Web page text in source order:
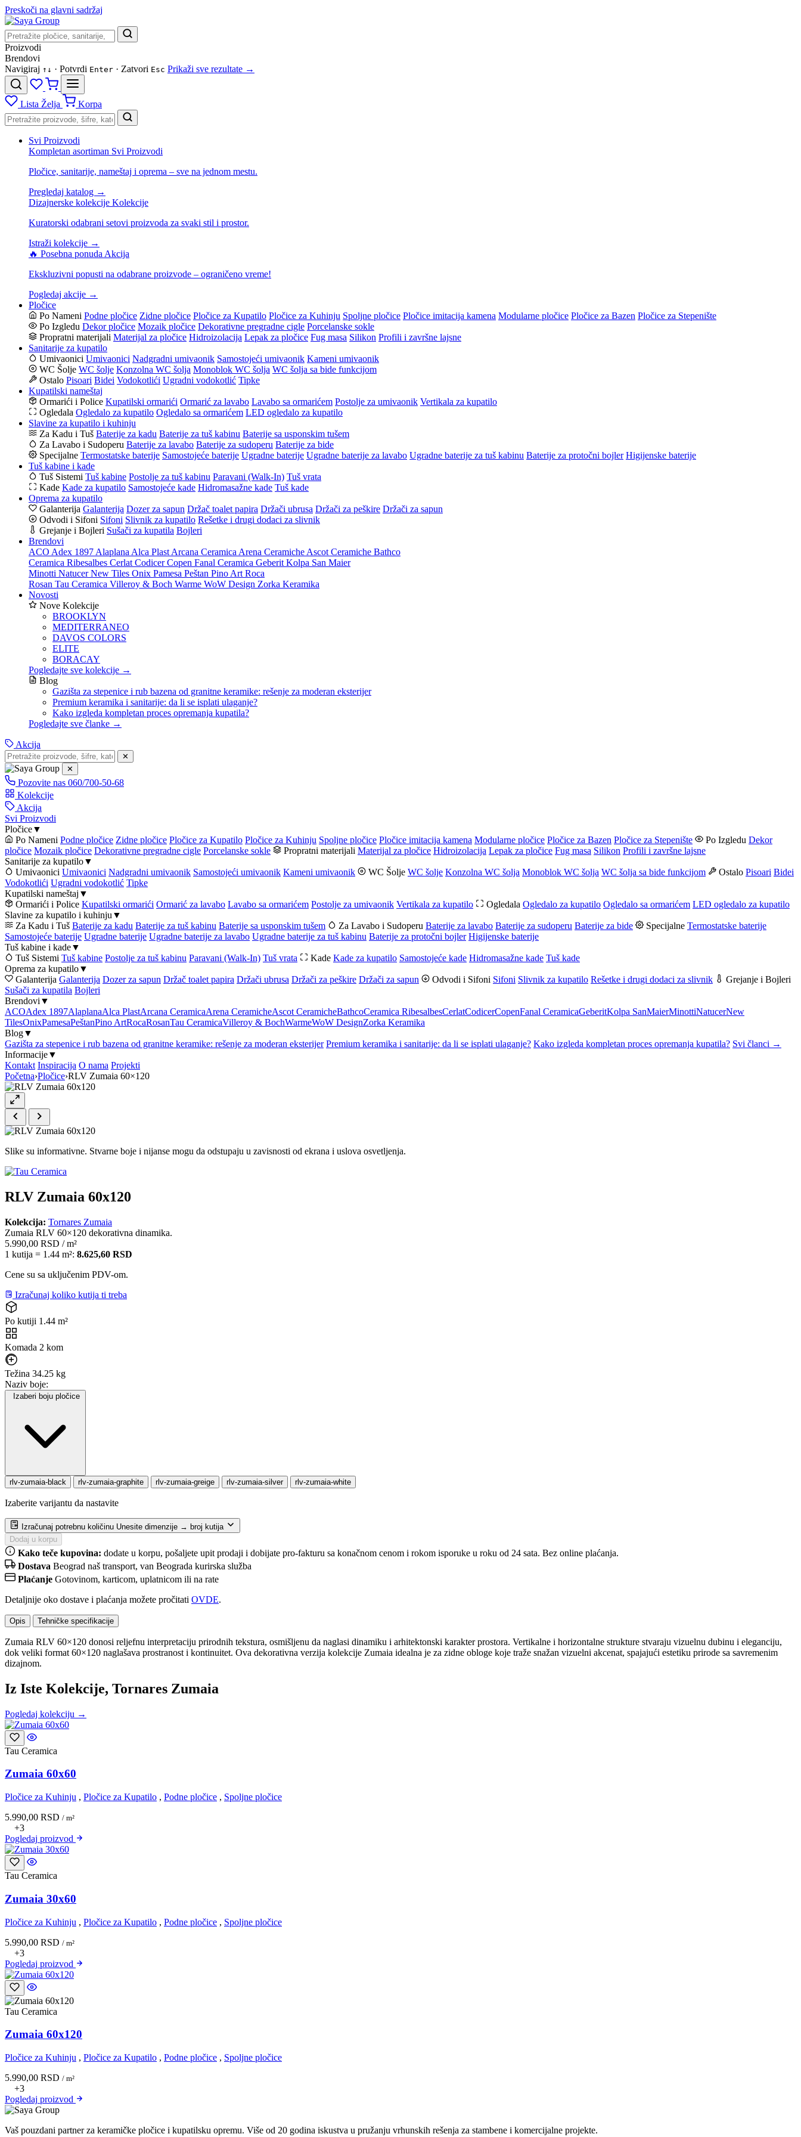
Preskoči na glavni sadržaj
Proizvodi
Brendovi
Navigiraj ↑ ↓ · Potvrdi Enter · Zatvori Esc Prikaži sve rezultate →
Lista Želja Korpa
Svi Proizvodi
Kompletan asortiman Svi Proizvodi
Pločice, sanitarije, nameštaj i oprema – sve na jednom mestu.
Pregledaj katalog →
Dizajnerske kolekcije Kolekcije
Kuratorski odabrani setovi proizvoda za svaki stil i prostor.
Istraži kolekcije →
🔥 Posebna ponuda Akcija
Ekskluzivni popusti na odabrane proizvode – ograničeno vreme!
Pogledaj akcije →
Pločice
Po Nameni Podne pločice Zidne pločice Pločice za Kupatilo Pločice za Kuhinju Spoljne pločice Pločice imitacija kamena Modularne pločice Pločice za Bazen Pločice za Stepenište
Po Izgledu Dekor pločice Mozaik pločice Dekorativne pregradne cigle Porcelanske sokle
Propratni materijali Materijal za pločice Hidroizolacija Lepak za pločice Fug masa Silikon Profili i završne lajsne
Sanitarije za kupatilo
Umivaonici Umivaonici Nadgradni umivaonik Samostojeći umivaonik Kameni umivaonik
WC Šolje WC šolje Konzolna WC šolja Monoblok WC šolja WC šolja sa bide funkcijom
Ostalo Pisoari Bidei Vodokotlići Ugradni vodokotlić Tipke
Kupatilski nameštaj
Ormarići i Police Kupatilski ormarići Ormarić za lavabo Lavabo sa ormarićem Postolje za umivaonik Vertikala za kupatilo
Ogledala Ogledalo za kupatilo Ogledalo sa ormarićem LED ogledalo za kupatilo
Slavine za kupatilo i kuhinju
Za Kadu i Tuš Baterije za kadu Baterije za tuš kabinu Baterije sa usponskim tušem
Za Lavabo i Sudoperu Baterije za lavabo Baterije za sudoperu Baterije za bide
Specijalne Termostatske baterije Samostojeće baterije Ugradne baterije Ugradne baterije za lavabo Ugradne baterije za tuš kabinu Baterije za protočni bojler Higijenske baterije
Tuš kabine i kade
Tuš Sistemi Tuš kabine Postolje za tuš kabinu Paravani (Walk-In) Tuš vrata
Kade Kade za kupatilo Samostojeće kade Hidromasažne kade Tuš kade
Oprema za kupatilo
Galanterija Galanterija Dozer za sapun Držač toalet papira Držači ubrusa Držači za peškire Držači za sapun
Odvodi i Sifoni Sifoni Slivnik za kupatilo Rešetke i drugi dodaci za slivnik
Grejanje i Bojleri Sušači za kupatila Bojleri
Brendovi
ACO Adex 1897 Alaplana Alca Plast Arcana Ceramica Arena Ceramiche Ascot Ceramiche Bathco
Ceramica Ribesalbes Cerlat CodicerCopen Fanal Ceramica Geberit Kolpa San Maier
Minotti NatucerNew Tiles Onix Pamesa Peštan Pino Art Roca
Rosan Tau Ceramica Villeroy & Boch Warme WoW Design Zorka Keramika
Novosti
Nove Kolekcije
BROOKLYN
MEDITERRANEO
DAVOS COLORS
ELITE
BORACAY
Pogledajte sve kolekcije →
Blog
Gazišta za stepenice i rub bazena od granitne keramike: rešenje za moderan eksterijer
Premium keramika i sanitarije: da li se isplati ulaganje?
Kako izgleda kompletan proces opremanja kupatila?
Pogledajte sve članke →
Akcija
✕
✕
Pozovite nas 060/700-50-68
Kolekcije
Akcija
Svi Proizvodi
Pločice▼
Po Nameni Podne pločice Zidne pločice Pločice za Kupatilo Pločice za Kuhinju Spoljne pločice Pločice imitacija kamena Modularne pločice Pločice za Bazen Pločice za Stepenište Po Izgledu Dekor
pločice Mozaik pločice Dekorativne pregradne cigle Porcelanske sokle Propratni materijali Materijal za pločice Hidroizolacija Lepak za pločice Fug masa Silikon Profili i završne lajsne
Sanitarije za kupatilo▼
Umivaonici Umivaonici Nadgradni umivaonik Samostojeći umivaonik Kameni umivaonik WC Šolje WC šolje Konzolna WC šolja Monoblok WC šolja WC šolja sa bide funkcijom Ostalo Pisoari Bidei
Vodokotlići Ugradni vodokotlić Tipke
Kupatilski nameštaj ▼
Ormarići i Police Kupatilski ormarići Ormarić za lavabo Lavabo sa ormarićem Postolje za umivaonik Vertikala za kupatilo Ogledala Ogledalo za kupatilo Ogledalo sa ormarićem LED ogledalo za kupatilo
Slavine za kupatilo i kuhinju ▼
Za Kadu i Tuš Baterije za kadu Baterije za tuš kabinu Baterije sa usponskim tušem Za Lavabo i Sudoperu Baterije za lavabo Baterije za sudoperu Baterije za bide Specijalne Termostatske baterije
Samostojeće baterije Ugradne baterije Ugradne baterije za lavabo Ugradne baterije za tuš kabinu Baterije za protočni bojler Higijenske baterije
Tuš kabine i kade▼
Tuš Sistemi Tuš kabine Postolje za tuš kabinu Paravani (Walk-In) Tuš vrata Kade Kade za kupatilo Samostojeće kade Hidromasažne kade Tuš kade
Oprema za kupatilo▼
Galanterija Galanterija Dozer za sapun Držač toalet papira Držači ubrusa Držači za peškire Držači za sapun Odvodi i Sifoni Sifoni Slivnik za kupatilo Rešetke i drugi dodaci za slivnik
Grejanje i Bojleri
Sušači za kupatila Bojleri
Brendovi ▼
ACOAdex 1897AlaplanaAlca PlastArcana CeramicaArena CeramicheAscot CeramicheBathcoCeramica RibesalbesCerlatCodicerCopenFanal CeramicaGeberitKolpa SanMaierMinottiNatucerNew
TilesOnixPamesaPeštanPino ArtRocaRosanTau CeramicaVilleroy & BochWarmeWoW DesignZorka Keramika
Blog▼
Gazišta za stepenice i rub bazena od granitne keramike: rešenje za moderan eksterijer Premium keramika i sanitarije: da li se isplati ulaganje? Kako izgleda kompletan proces opremanja kupatila? Svi članci →
Informacije▼
Kontakt Inspiracija O nama Projekti
Početna›Pločice›RLV Zumaia 60×120
Slike su informativne. Stvarne boje i nijanse mogu da odstupaju u zavisnosti od ekrana i uslova osvetljenja.
RLV Zumaia 60x120
Kolekcija: Tornares Zumaia
Zumaia RLV 60×120 dekorativna dinamika.
5.990,00 RSD / m²
1 kutija = 1.44 m²: 8.625,60 RSD
Cene su sa uključenim PDV-om.
Izračunaj koliko kutija ti treba
Po kutiji 1.44 m²
Komada 2 kom
Težina 34.25 kg
Naziv boje:
Izaberi boju pločice
rlv-zumaia-black rlv-zumaia-graphite rlv-zumaia-greige rlv-zumaia-silver rlv-zumaia-white
Izaberite varijantu da nastavite
Izračunaj potrebnu količinu Unesite dimenzije → broj kutija
Dodaj u korpu
Kako teče kupovina: dodate u korpu, pošaljete upit prodaji i dobijate pro-fakturu sa konačnom cenom i rokom isporuke u roku od 24 sata. Bez online plaćanja.
Dostava Beograd naš transport, van Beograda kurirska služba
Plaćanje Gotovinom, karticom, uplatnicom ili na rate
Detaljnije oko dostave i plaćanja možete pročitati OVDE.
Opis Tehničke specifikacije
Zumaia RLV 60×120 donosi reljefnu interpretaciju prirodnih tekstura, osmišljenu da naglasi dinamiku i arhitektonski karakter prostora. Vertikalne i horizontalne strukture stvaraju vizuelnu dubinu i eleganciju,
dok veliki format 60×120 naglašava prostranost i kontinuitet. Ova dekorativna verzija kolekcije Zumaia idealna je za zidne obloge koje traže snažan vizuelni akcenat, spajajući estetiku prirode sa savremenim
dizajnom.
Iz Iste Kolekcije, Tornares Zumaia
Pogledaj kolekciju →
Tau Ceramica
Zumaia 60x60
Pločice za Kuhinju , Pločice za Kupatilo , Podne pločice , Spoljne pločice
5.990,00 RSD / m²
+3
Pogledaj proizvod
Tau Ceramica
Zumaia 30x60
Pločice za Kuhinju , Pločice za Kupatilo , Podne pločice , Spoljne pločice
5.990,00 RSD / m²
+3
Pogledaj proizvod
Tau Ceramica
Zumaia 60x120
Pločice za Kuhinju , Pločice za Kupatilo , Podne pločice , Spoljne pločice
5.990,00 RSD / m²
+3
Pogledaj proizvod
Vaš pouzdani partner za keramičke pločice i kupatilsku opremu. Više od 20 godina iskustva u pružanju vrhunskih rešenja za stambene i komercijalne projekte.